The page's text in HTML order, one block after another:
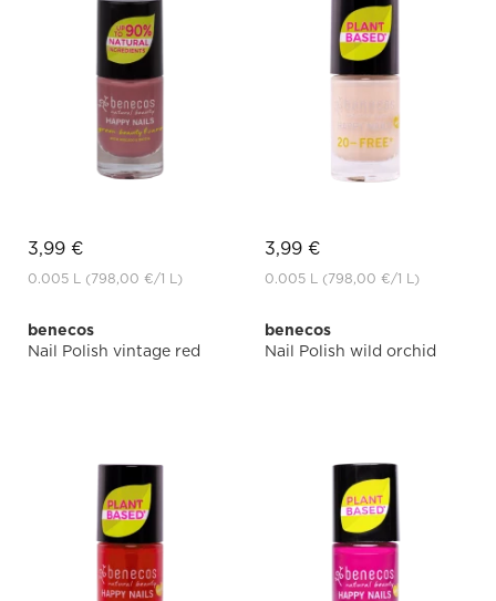
3,99 €
0.005 L (798,00 €/1 L)
3,99 €
0.005 L (798,00 €/1 L)
benecos
Nail Polish vintage red
benecos
Nail Polish wild orchid